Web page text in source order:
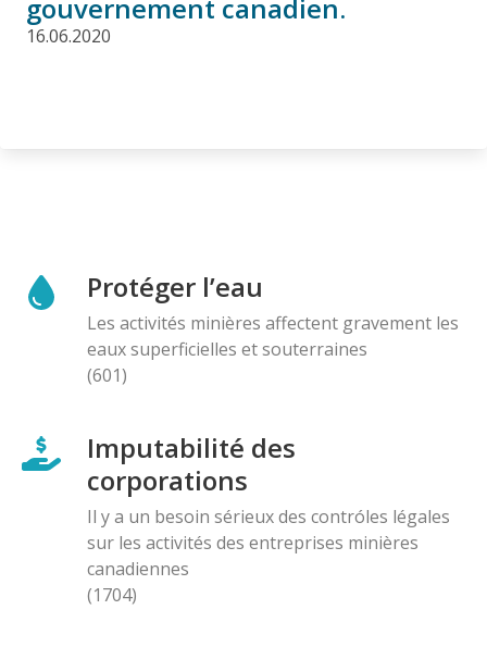
gouvernement canadien.
16.06.2020
Protéger l’eau
Les activités minières affectent gravement les
eaux superficielles et souterraines
(601)
Imputabilité des
corporations
Il y a un besoin sérieux des contróles légales
sur les activités des entreprises minières
canadiennes
(1704)